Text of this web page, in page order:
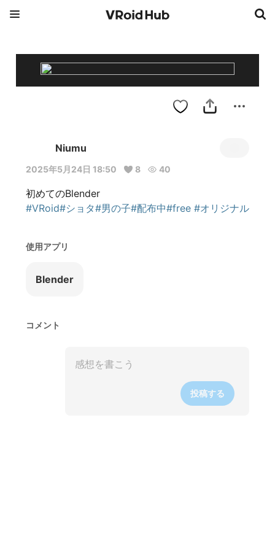
Niumu
2025年5月24日 18:50 8 40
#VRoid#ショタ#男の子#配布中#free #オリジナル
使用アプリ
Blender
コメント
投稿する